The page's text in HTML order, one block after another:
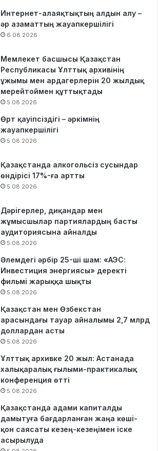
Интернет-алаяқтықтың алдын алу –
әр азаматтың жауапкершілігі
6.08.2026
Мемлекет басшысы Қазақстан
Республикасы Ұлттық архивінің
ұжымы мен ардагерлерін 20 жылдық
мерейтоймен құттықтады
5.08.2026
Өрт қауіпсіздігі – әркімнің
жауапкершілігі
5.08.2026
Қазақстанда алкогольсіз сусындар
өндірісі 17%-ға артты
5.08.2026
Дәрігерлер, диқандар мен
жұмысшылар партиялардың басты
аудиториясына айналды
5.08.2026
Әлемдегі әрбір 25-ші шам: «АЭС:
Инвестиция энергиясы» деректі
фильмі жарыққа шықты
5.08.2026
Қазақстан мен Өзбекстан
арасындағы тауар айналымы 2,7 млрд
доллардан асты
5.08.2026
Ұлттық архивке 20 жыл: Астанада
халықаралық ғылыми-практикалық
конференция өтті
5.08.2026
Қазақстанда адами капиталды
дамытуға бағдарланған жаңа көші-
қон саясаты кезең-кезеңімен іске
асырылуда